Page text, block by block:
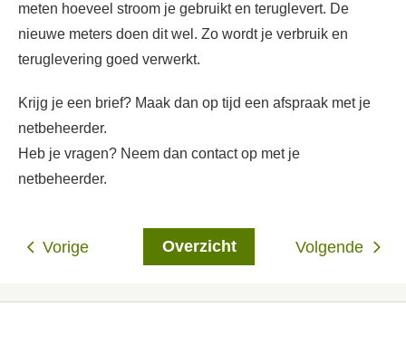
meten hoeveel stroom je gebruikt en teruglevert. De
nieuwe meters doen dit wel. Zo wordt je verbruik en
teruglevering goed verwerkt.
Krijg je een brief? Maak dan op tijd een afspraak met je
netbeheerder.
Heb je vragen? Neem dan contact op met je
netbeheerder.
Volgende
Overzicht
Vorige